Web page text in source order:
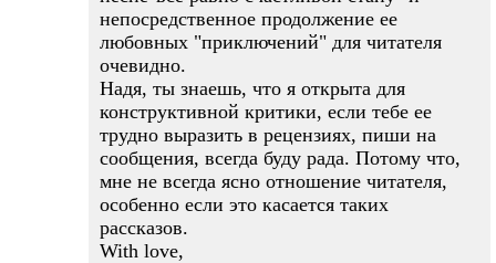
непосредственное продолжение ее
любовных "приключений" для читателя
очевидно.
Надя, ты знаешь, что я открыта для
конструктивной критики, если тебе ее
трудно выразить в рецензиях, пиши на
сообщения, всегда буду рада. Потому что,
мне не всегда ясно отношение читателя,
особенно если это касается таких
рассказов.
With love,